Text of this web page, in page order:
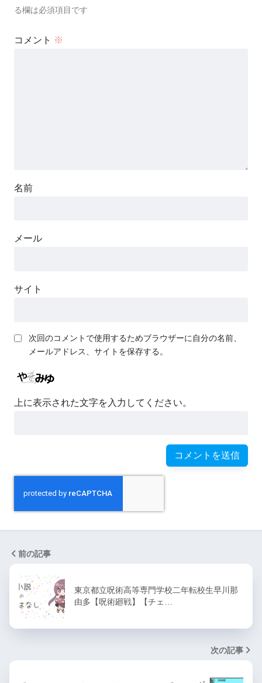
る欄は必須項目です
コメント ※
名前
メール
サイト
次回のコメントで使用するためブラウザーに自分の名前、
メールアドレス、サイトを保存する。
上に表示された文字を入力してください。
前の記事
東京都立呪術高等専門学校二年転校生早川那
由多【呪術廻戦】【チェ…
次の記事